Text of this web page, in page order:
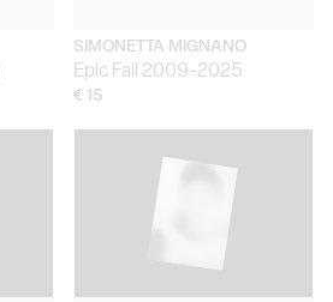
SIMONETTA MIGNANO
Epic Fail 2009-2025
€ 15